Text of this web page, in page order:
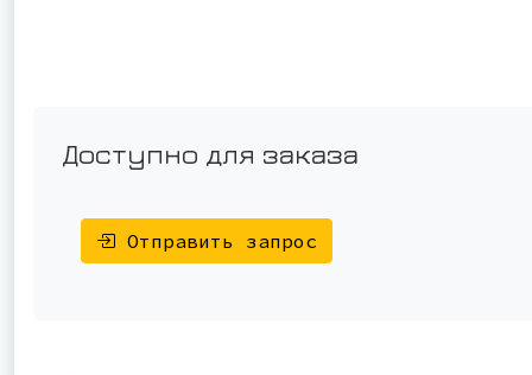
Доступно для заказа
Отправить запрос